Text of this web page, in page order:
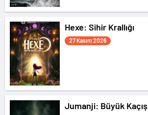
Hexe: Sihir Krallığı
27 Kasım 2026
Jumanji: Büyük Kaçış